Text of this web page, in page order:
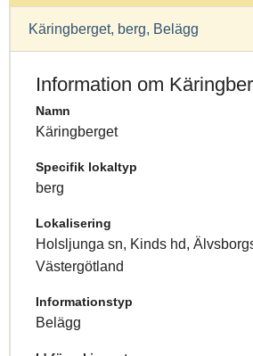
Käringberget, berg, Belägg
Information om
Namn
Käringberget
Specifik lokaltyp
berg
Lokalisering
Holsljunga sn, Kinds hd,
Västergötland
Informationstyp
Belägg